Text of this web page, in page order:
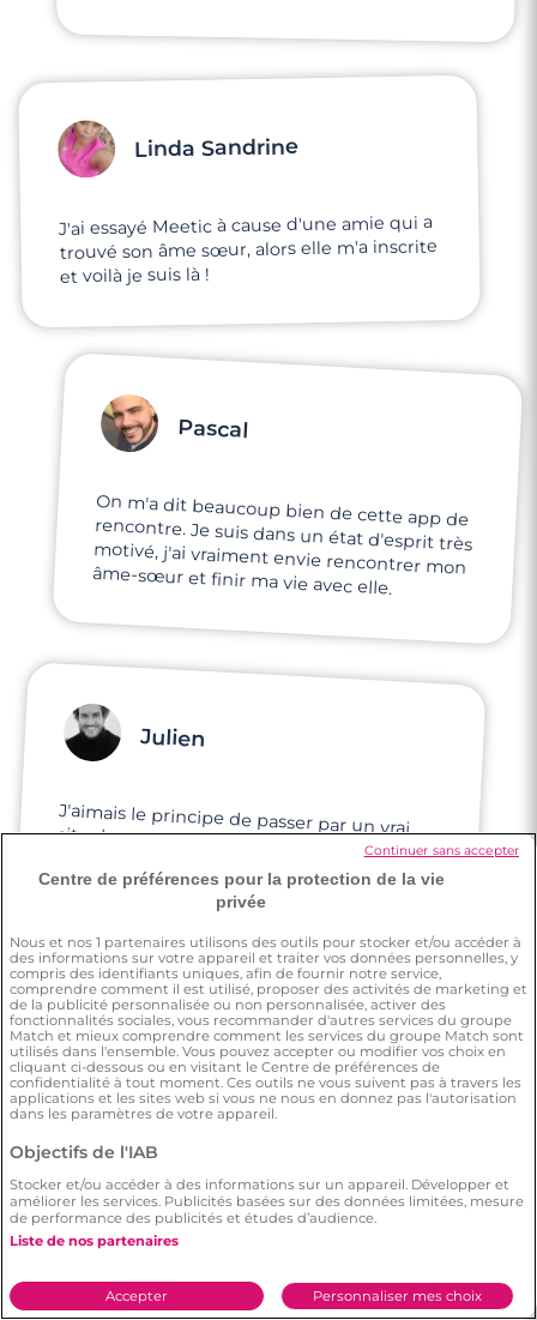
Linda Sandrine
J'ai essayé Meetic à cause d'une amie qui a
trouvé son âme sœur, alors elle m'a inscrite
et voilà je suis là !
Pascal
On m'a dit beaucoup bien de cette app de
rencontre. Je suis dans un état d'esprit très
motivé, j'ai vraiment envie rencontrer mon
âme-sœur et finir ma vie avec elle.
Julien
J'aimais le principe de passer par un vrai
site de rencontre qui a su se renouveler
avec les années ! J'étais dans un état
d'esprit très ouvert à découvrir le site et les
profils représentés, et très enthousiaste à
ce que cela puisse marcher pour moi.
Angelique
Au début j'étais sceptique, ensuite je me
suis dit go, et là j'ai rencontré quelqu'un de
bien
Centre de préférences pour la protection de la vie
privée
Nous et nos 1 partenaires utilisons des outils pour stocker et/ou accéder à
des informations sur votre appareil et traiter vos données personnelles, y
compris des identifiants uniques, afin de fournir notre service,
comprendre comment il est utilisé, proposer des activités de marketing et
de la publicité personnalisée ou non personnalisée, activer des
fonctionnalités sociales, vous recommander d'autres services du groupe
Match et mieux comprendre comment les services du groupe Match sont
utilisés dans l'ensemble. Vous pouvez accepter ou modifier vos choix en
cliquant ci-dessous ou en visitant le Centre de préférences de
confidentialité à tout moment. Ces outils ne vous suivent pas à travers les
applications et les sites web si vous ne nous en donnez pas l'autorisation
dans les paramètres de votre appareil.
Objectifs de l'IAB
Stocker et/ou accéder à des informations sur un appareil. Développer et
améliorer les services. Publicités basées sur des données limitées, mesure
de performance des publicités et études d’audience.
Liste de nos partenaires
Personnaliser mes choix
Accepter
Continuer sans accepter